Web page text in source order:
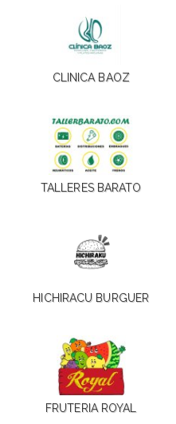
CLINICA BAOZ
TALLERES BARATO
HICHIRACU BURGUER
FRUTERIA ROYAL